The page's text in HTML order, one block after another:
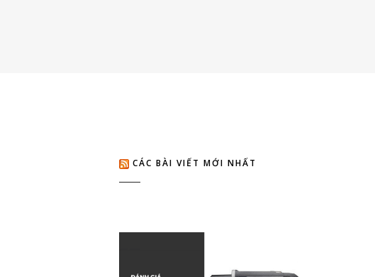
CÁC BÀI VIẾT MỚI NHẤT